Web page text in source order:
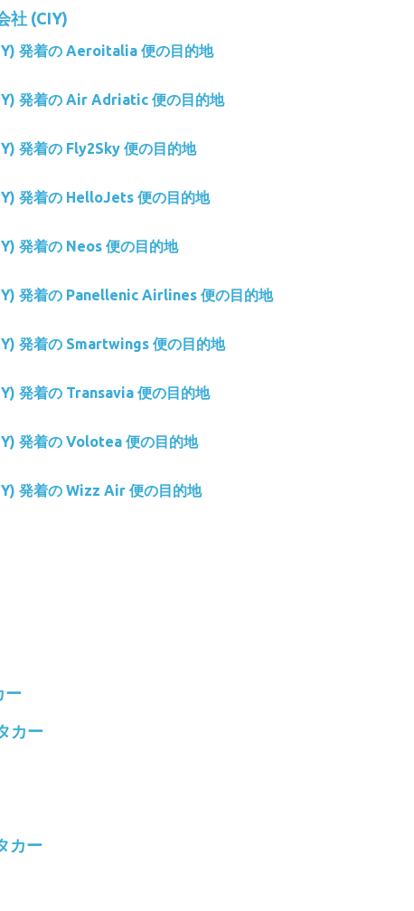
社 (CIY)
発着の Aeroitalia 便の目的地
発着の Air Adriatic 便の目的地
発着の Fly2Sky 便の目的地
発着の HelloJets 便の目的地
発着の Neos 便の目的地
発着の Panellenic Airlines 便の目的地
発着の Smartwings 便の目的地
発着の Transavia 便の目的地
発着の Volotea 便の目的地
発着の Wizz Air 便の目的地
ー
カー
カー